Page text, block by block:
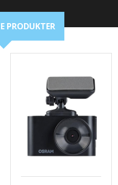
PRODUKTER